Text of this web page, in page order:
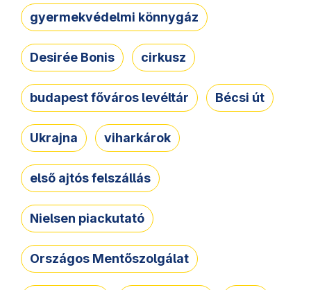
gyermekvédelmi könnygáz
Desirée Bonis cirkusz
budapest főváros levéltár Bécsi út
Ukrajna viharkárok
első ajtós felszállás
Nielsen piackutató
Országos Mentőszolgálat